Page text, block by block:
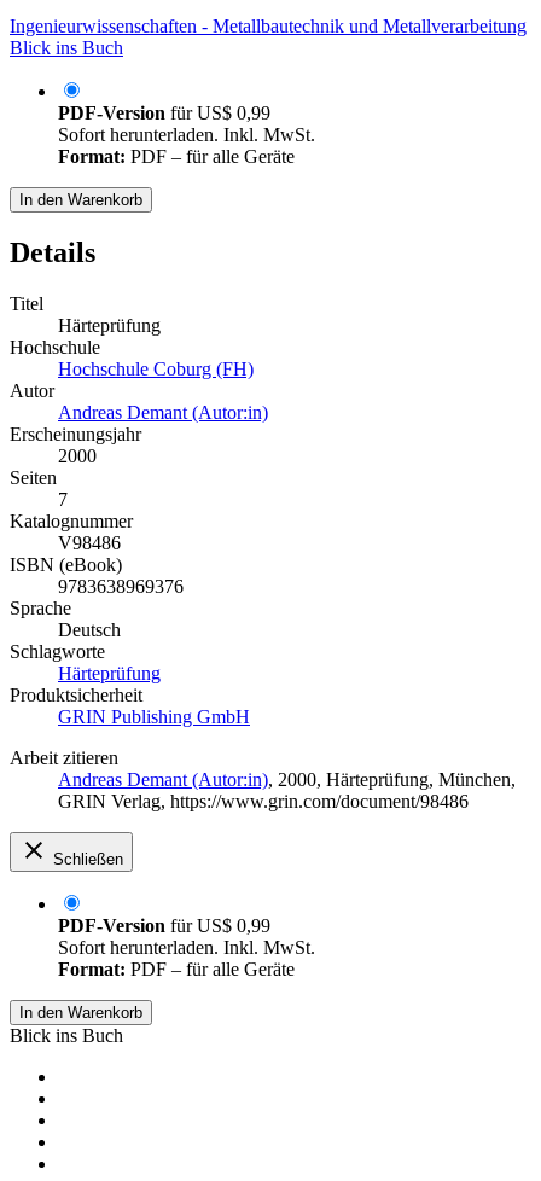
Ingenieurwissenschaften - Metallbautechnik und Metallverarbeitung
Blick ins Buch
PDF-Version fürUS$ 0,99
Sofort herunterladen. Inkl. MwSt.
Format: PDF – für alle Geräte
In den Warenkorb
Details
Titel
Härteprüfung
Hochschule
Hochschule Coburg (FH)
Autor
Andreas Demant (Autor:in)
Erscheinungsjahr
2000
Seiten
7
Katalognummer
V98486
ISBN (eBook)
9783638969376
Sprache
Deutsch
Schlagworte
Härteprüfung
Produktsicherheit
GRIN Publishing GmbH
Arbeit zitieren
Andreas Demant (Autor:in), 2000, Härteprüfung, München,
GRIN Verlag, https://www.grin.com/document/98486
Schließen
PDF-Version fürUS$ 0,99
Sofort herunterladen. Inkl. MwSt.
Format: PDF – für alle Geräte
In den Warenkorb
Blick ins Buch